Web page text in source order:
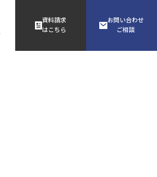
資料請求
はこちら
お問い合わせ
ご相談